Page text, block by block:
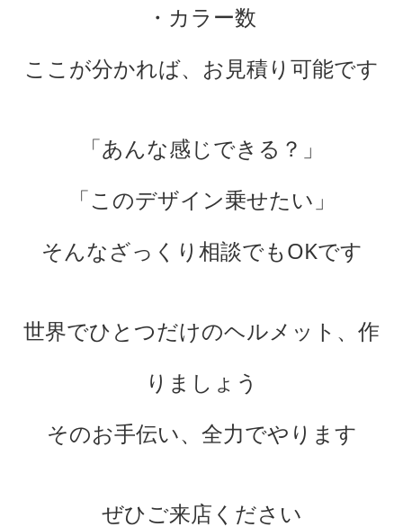
・カラー数
ここが分かれば、お見積り可能です
「あんな感じできる？」
「このデザイン乗せたい」
そんなざっくり相談でもOKです
世界でひとつだけのヘルメット、作
りましょう
そのお手伝い、全力でやります
ぜひご来店ください